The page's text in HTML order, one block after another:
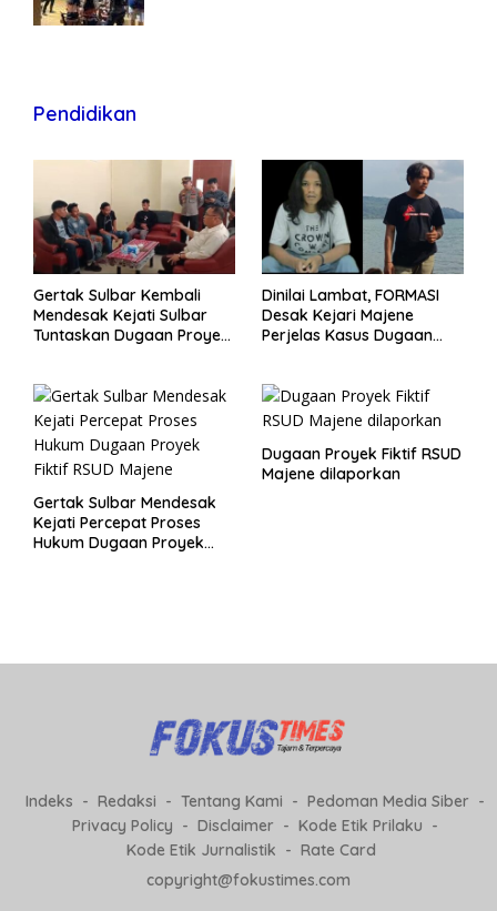
Pendidikan
Gertak Sulbar Kembali
Mendesak Kejati Sulbar
Tuntaskan Dugaan Proyek
Dinilai Lambat, FORMASI
Desak Kejari Majene
Perjelas Kasus Dugaan
Gertak Sulbar Mendesak
Kejati Percepat Proses
Hukum Dugaan Proyek
Dugaan Proyek Fiktif RSUD
Majene dilaporkan
Indeks Redaksi Tentang Kami
Pedoman Media Siber
Privacy Policy
Disclaimer
Kode Etik Prilaku
Kode Etik Jurnalistik
Rate Card
copyright@fokustimes.com